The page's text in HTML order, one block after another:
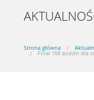
Strona główna
Finał 168 godzin dla